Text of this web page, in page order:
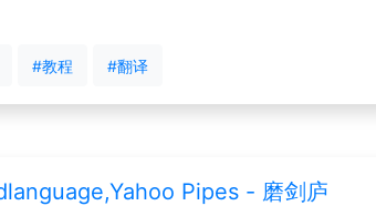
#教程 #翻译
Pipes - 磨剑庐